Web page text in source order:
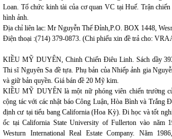
Loan. Tổ chức kinh tài của cơ quan VC tại Huế. Trận
hình ảnh.
Địa chỉ liên lac: Mr Nguyễn Thế Đỉnh,P.O. BOX 1448,
Điện thoại :(714) 379-0873. (Chi phiếu xin đề trả cho:
KIỀU MỸ DUYÊN, Chinh Chiến Điêu Linh. Sách dầy
Thi sĩ Nguyên Sa đề tựa. Phụ bản của Nhiếp ảnh gia
và giữ bản quyền. Giá bán đề 20 Mỹ kim.
KIỀU MỸ DUYÊN là một nữ phóng viên chiến trường
cộng tác với các nhật báo Công Luận, Hòa Bình và Trắng
định cư tại tiểu bang California (Hoa Kỳ). Đi học và tốt
ốc tại California State University of Fullerton vào năm
Westurn International Real Estate Company. Năm